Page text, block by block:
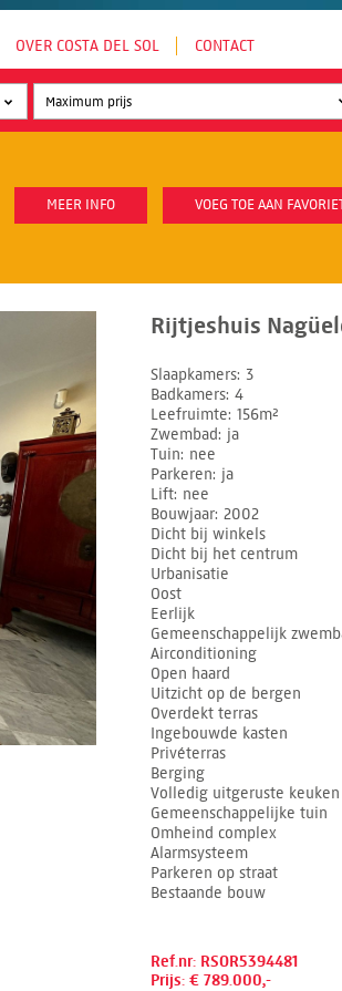
OVER COSTA DEL SOL CONTACT
MEER INFO VOEG TOE AAN
Rijtjeshuis
Slaapkamers 3
Badkamers 4
Leefruimte 156m²
Zwembad
ja
Tuin nee
Parkeren ja
Lift nee
Bouwjaar 2002
Dicht bij winkels
Dicht bij het centrum
Urbanisatie
Oost
Eerlijk
Gemeenschappelijk
Airconditioning
Open haard
Uitzicht op de bergen
Overdekt terras
Ingebouwde kasten
Privéterras
Berging
Volledig uitgeruste keuken
Gemeenschappelijke tuin
Omheind complex
Alarmsysteem
Parkeren op straat
Bestaande bouw
Ref.nr: RSOR5394481
Prijs: € 789.000,-